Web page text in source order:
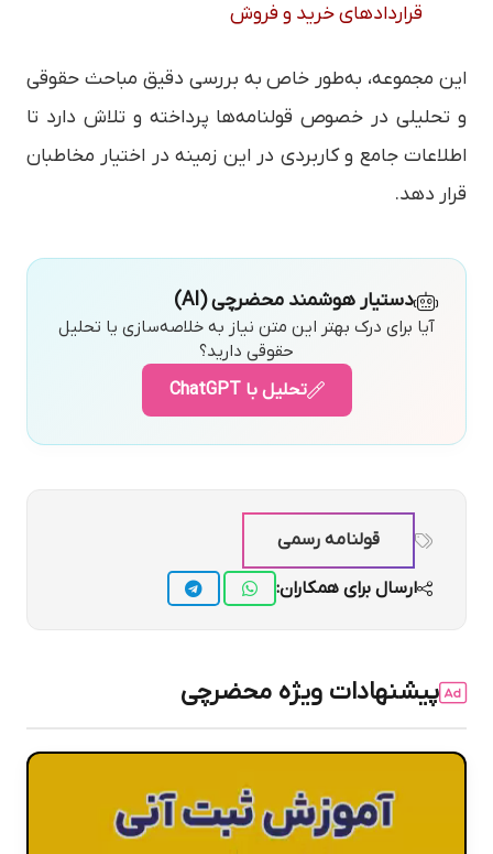
قراردادهای خرید و فروش
این مجموعه، به‌طور خاص به بررسی دقیق مباحث حقوقی
و تحلیلی در خصوص قولنامه‌ها پرداخته و تلاش دارد تا
اطلاعات جامع و کاربردی در این زمینه در اختیار مخاطبان
قرار دهد.
دستیار هوشمند محضرچی (AI)
آیا برای درک بهتر این متن نیاز به خلاصه‌سازی یا تحلیل
حقوقی دارید؟
تحلیل با ChatGPT
قولنامه رسمی
ارسال برای همکاران:
پیشنهادات ویژه محضرچی